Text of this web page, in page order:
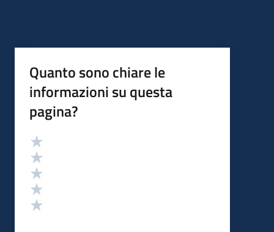
Quanto sono chiare le
informazioni su questa
pagina?
Valutazione